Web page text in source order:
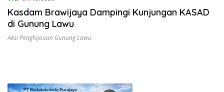
Kasdam Brawijaya Dampingi Kunjungan KASAD
di Gunung Lawu
Aksi Penghijauan Gunung Lawu